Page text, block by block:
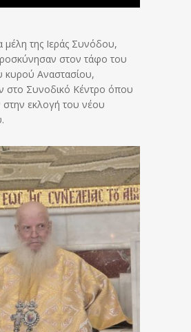
μέλη της Ιεράς Συνόδου,
στον τάφο του
κυρού Αναστασίου,
στο Συνοδικό Κέντρο όπου
εκλογή του νέου